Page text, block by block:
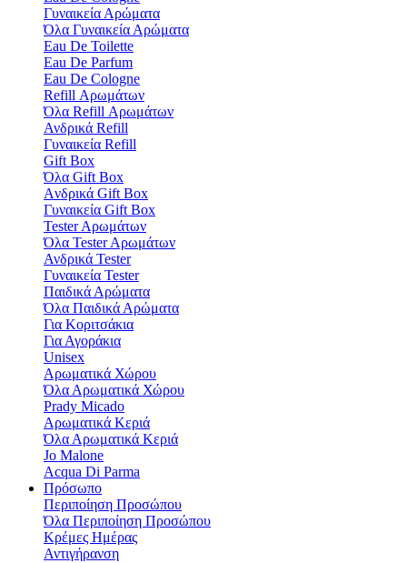
Γυναικεία Αρώματα
Όλα Γυναικεία Αρώματα
Eau De Toilette
Eau De Parfum
Eau De Cologne
Refill Αρωμάτων
Όλα Refill Αρωμάτων
Ανδρικά Refill
Γυναικεία Refill
Gift Box
Όλα Gift Box
Aνδρικά Gift Box
Γυναικεία Gift Box
Tester Aρωμάτων
Όλα Tester Aρωμάτων
Ανδρικά Tester
Γυναικεία Tester
Παιδικά Αρώματα
Όλα Παιδικά Αρώματα
Για Κοριτσάκια
Για Αγοράκια
Unisex
Αρωματικά Χώρου​
Όλα Αρωματικά Χώρου​
Prady Micado
Αρωματικά Κεριά
Όλα Αρωματικά Κεριά
Jo Malone
Αcqua Di Parma
Πρόσωπο
Περιποίηση Προσώπου
Όλα Περιποίηση Προσώπου
Κρέμες Ημέρας
Αντιγήρανση